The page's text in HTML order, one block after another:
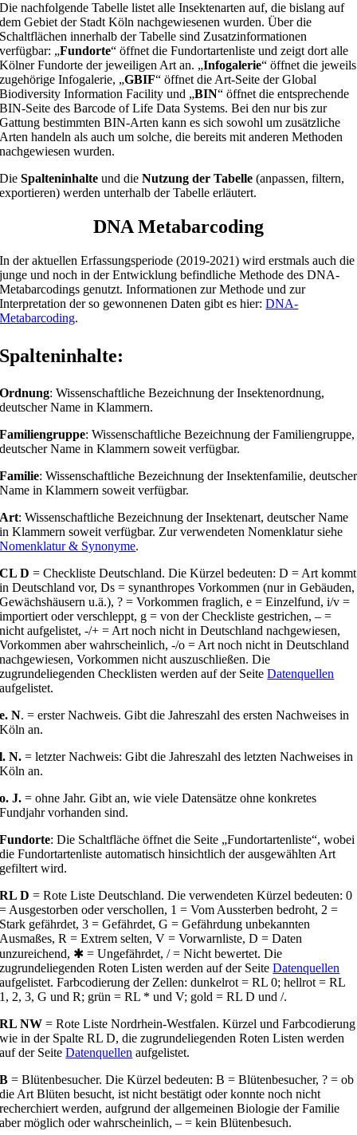
Die nachfolgende Tabelle listet alle Insektenarten auf, die bislang auf
dem Gebiet der Stadt Köln nachgewiesenen wurden. Über die
Schaltflächen innerhalb der Tabelle sind Zusatzinformationen
verfügbar: „Fundorte“ öffnet die Fundortartenliste und zeigt dort alle
Kölner Fundorte der jeweiligen Art an. „Infogalerie“ öffnet die jeweils
zugehörige Infogalerie, „GBIF“ öffnet die Art-Seite der Global
Biodiversity Information Facility und „BIN“ öffnet die entsprechende
BIN-Seite des Barcode of Life Data Systems. Bei den nur bis zur
Gattung bestimmten BIN-Arten kann es sich sowohl um zusätzliche
Arten handeln als auch um solche, die bereits mit anderen Methoden
nachgewiesen wurden.
DieSpalteninhalte und dieNutzung der Tabelle (anpassen, filtern,
exportieren) werden unterhalb der Tabelle erläutert.
DNA Metabarcoding
In der aktuellen Erfassungsperiode (2019-2021) wird erstmals auch die
junge und noch in der Entwicklung befindliche Methode des DNA-
Metabarcodings genutzt. Informationen zur Methode und zur
Interpretation der so gewonnenen Daten gibt es hier:DNA-
Metabarcoding.
Spalteninhalte:
Ordnung: Wissenschaftliche Bezeichnung der Insektenordnung,
deutscher Name in Klammern.
Familiengruppe: Wissenschaftliche Bezeichnung der Familiengruppe,
deutscher Name in Klammern soweit verfügbar.
Familie: Wissenschaftliche Bezeichnung der Insektenfamilie, deutscher
Name in Klammern soweit verfügbar.
Art: Wissenschaftliche Bezeichnung der Insektenart, deutscher Name
in Klammern soweit verfügbar. Zur verwendeten Nomenklatur siehe
Nomenklatur & Synonyme.
CL D = Checkliste Deutschland. Die Kürzel bedeuten: D = Art kommt
in Deutschland vor, Ds = synanthropes Vorkommen (nur in Gebäuden,
Gewächshäusern u.ä.), ? = Vorkommen fraglich, e = Einzelfund, i/v =
importiert oder verschleppt, g = von der Checkliste gestrichen, – =
nicht aufgelistet, -/+ = Art noch nicht in Deutschland nachgewiesen,
Vorkommen aber wahrscheinlich, -/o = Art noch nicht in Deutschland
nachgewiesen, Vorkommen nicht auszuschließen. Die
zugrundeliegenden Checklisten werden auf der SeiteDatenquellen
aufgelistet.
e. N. = erster Nachweis. Gibt die Jahreszahl des ersten Nachweises in
Köln an.
l. N. = letzter Nachweis: Gibt die Jahreszahl des letzten Nachweises in
Köln an.
o. J. = ohne Jahr. Gibt an, wie viele Datensätze ohne konkretes
Fundjahr vorhanden sind.
Fundorte: Die Schaltfläche öffnet die Seite „Fundortartenliste“, wobei
die Fundortartenliste automatisch hinsichtlich der ausgewählten Art
gefiltert wird.
RL D = Rote Liste Deutschland. Die verwendeten Kürzel bedeuten: 0
= Ausgestorben oder verschollen, 1 = Vom Aussterben bedroht, 2 =
Stark gefährdet, 3 = Gefährdet, G = Gefährdung unbekannten
Ausmaßes, R = Extrem selten, V = Vorwarnliste, D = Daten
unzureichend, ✱ = Ungefährdet, / = Nicht bewertet. Die
zugrundeliegenden Roten Listen werden auf der SeiteDatenquellen
aufgelistet. Farbcodierung der Zellen: dunkelrot = RL 0; hellrot = RL
1, 2, 3, G und R; grün = RL * und V; gold = RL D und /.
RL NW = Rote Liste Nordrhein-Westfalen. Kürzel und Farbcodierung
wie in der Spalte RL D, die zugrundeliegenden Roten Listen werden
auf der SeiteDatenquellen aufgelistet.
B = Blütenbesucher. Die Kürzel bedeuten: B = Blütenbesucher, ? = ob
die Art Blüten besucht, ist nicht bestätigt oder konnte noch nicht
recherchiert werden, aufgrund der allgemeinen Biologie der Familie
aber möglich oder wahrscheinlich, – = kein Blütenbesuch.